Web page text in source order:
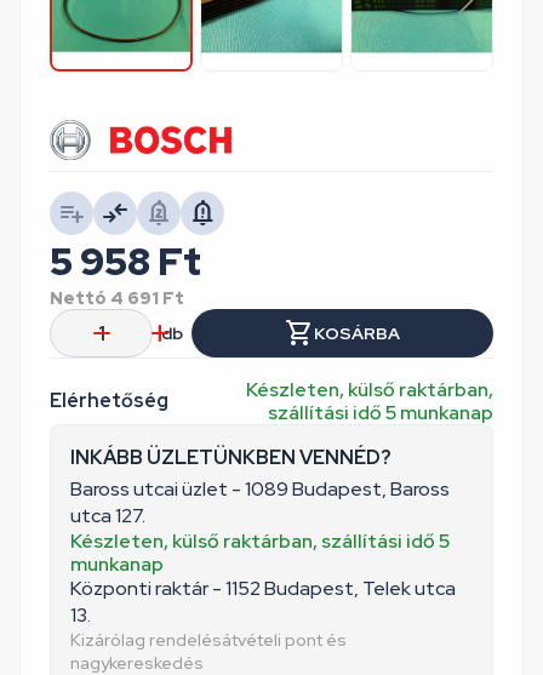
Elérhetőség
Készleten, külső raktárban,
szállítási idő 5 munkanap
INKÁBB ÜZLETÜNKBEN VENNÉD?
Baross utcai üzlet - 1089 Budapest, Baross
utca 127.
Készleten, külső raktárban, szállítási idő 5
munkanap
Központi raktár - 1152 Budapest, Telek utca
13.
Kizárólag rendelésátvételi pont és
nagykereskedés
5 958 Ft
Nettó 4 691 Ft
db
KOSÁRBA